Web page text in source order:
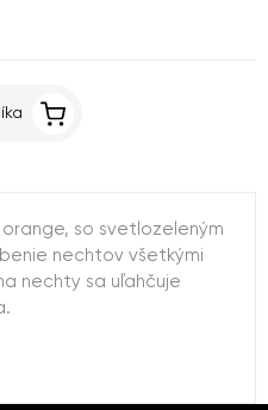
so svetlozeleným
nechtov všetkými
nechty sa uľahčuje